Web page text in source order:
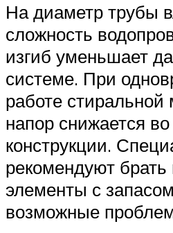
На диаметр трубы
сложность
изгиб уменьшает
системе. При
работе
напор снижается
конструкции.
рекомендуют
элементы с
возможные